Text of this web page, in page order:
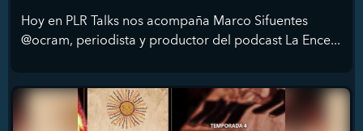
Hoy en PLR Talks nos acompaña Marco Sifuentes
@ocram, periodista y productor del podcast La Ence...